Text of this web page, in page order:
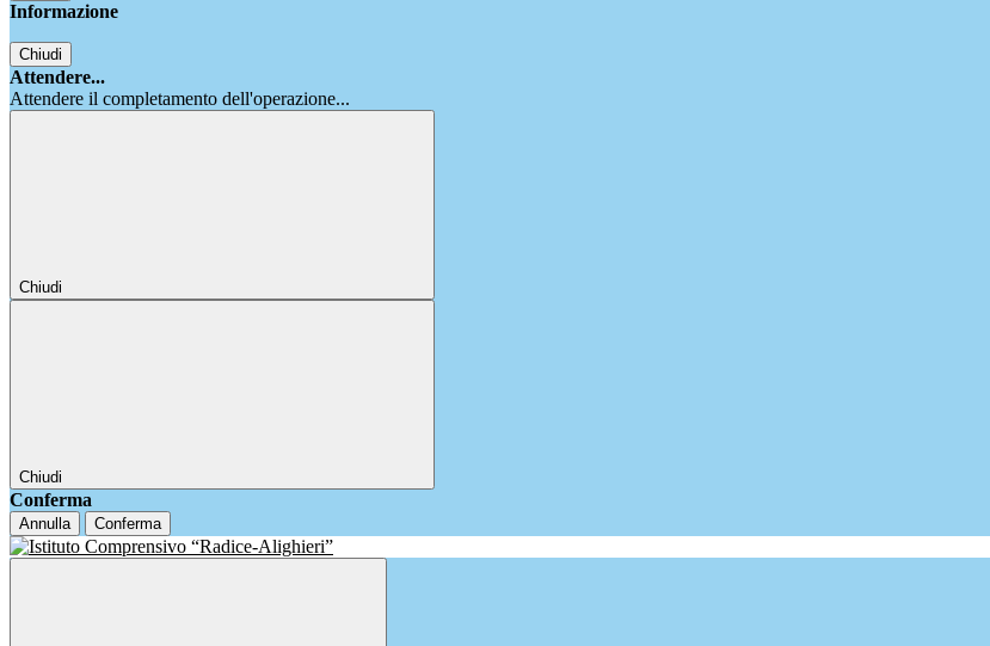
Informazione
Chiudi
Attendere...
Attendere il completamento dell'operazione...
Chiudi
Chiudi
Conferma
Annulla Conferma